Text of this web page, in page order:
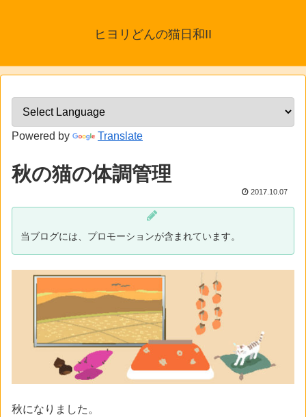
ヒヨリどんの猫日和II
Powered by Translate
秋の猫の体調管理
2017.10.07
当ブログには、プロモーションが含まれています。
秋になりました。